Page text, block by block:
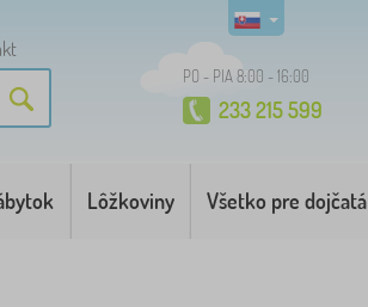
PO - PIA 8:00 - 16:00
233 215 599
Lôžkoviny Všetko pre dojčatá